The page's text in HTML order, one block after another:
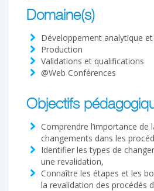
Domaine(s)
Développement analytique
Production
Validations et qualifications
@Web Conférences
Objectifs
Comprendre l’importance de
changements dans les
Identifier les types de
une revalidation,
Connaître les étapes et les
la revalidation des procédés